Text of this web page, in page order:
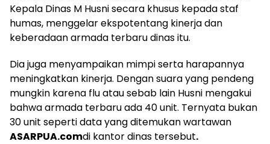
Kepala Dinas M Husni secara khusus kepada staf
humas, menggelar ekspotentang kinerja dan
keberadaan armada terbaru dinas itu.
Dia juga menyampaikan mimpi serta harapannya
meningkatkan kinerja. Dengan suara yang pendeng
mungkin karena flu atau sebab lain Husni mengakui
bahwa armada terbaru ada 40 unit. Ternyata bukan
30 unit seperti data yang ditemukan wartawan
ASARPUA.comdi kantor dinas tersebut.